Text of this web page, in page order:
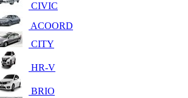
CIVIC
ACOORD
CITY
HR-V
BRIO